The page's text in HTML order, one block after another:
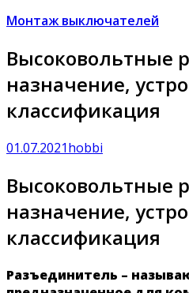
Монтаж выключателей
Высоковольтные
назначение,
классификация
01.07.2021hobbi
Высоковольтные
назначение,
классификация
Разъединитель –